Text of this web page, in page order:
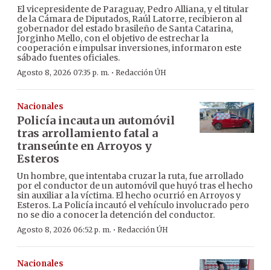
El vicepresidente de Paraguay, Pedro Alliana, y el titular
de la Cámara de Diputados, Raúl Latorre, recibieron al
gobernador del estado brasileño de Santa Catarina,
Jorginho Mello, con el objetivo de estrechar la
cooperación e impulsar inversiones, informaron este
sábado fuentes oficiales.
Agosto 8, 2026 07:35 p. m. · Redacción ÚH
Nacionales
Policía incauta un automóvil
tras arrollamiento fatal a
transeúnte en Arroyos y
Esteros
Un hombre, que intentaba cruzar la ruta, fue arrollado
por el conductor de un automóvil que huyó tras el hecho
sin auxiliar a la víctima. El hecho ocurrió en Arroyos y
Esteros. La Policía incautó el vehículo involucrado pero
no se dio a conocer la detención del conductor.
Agosto 8, 2026 06:52 p. m. · Redacción ÚH
Nacionales